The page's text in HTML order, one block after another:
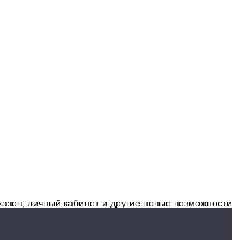
личный кабинет и другие новые возможности